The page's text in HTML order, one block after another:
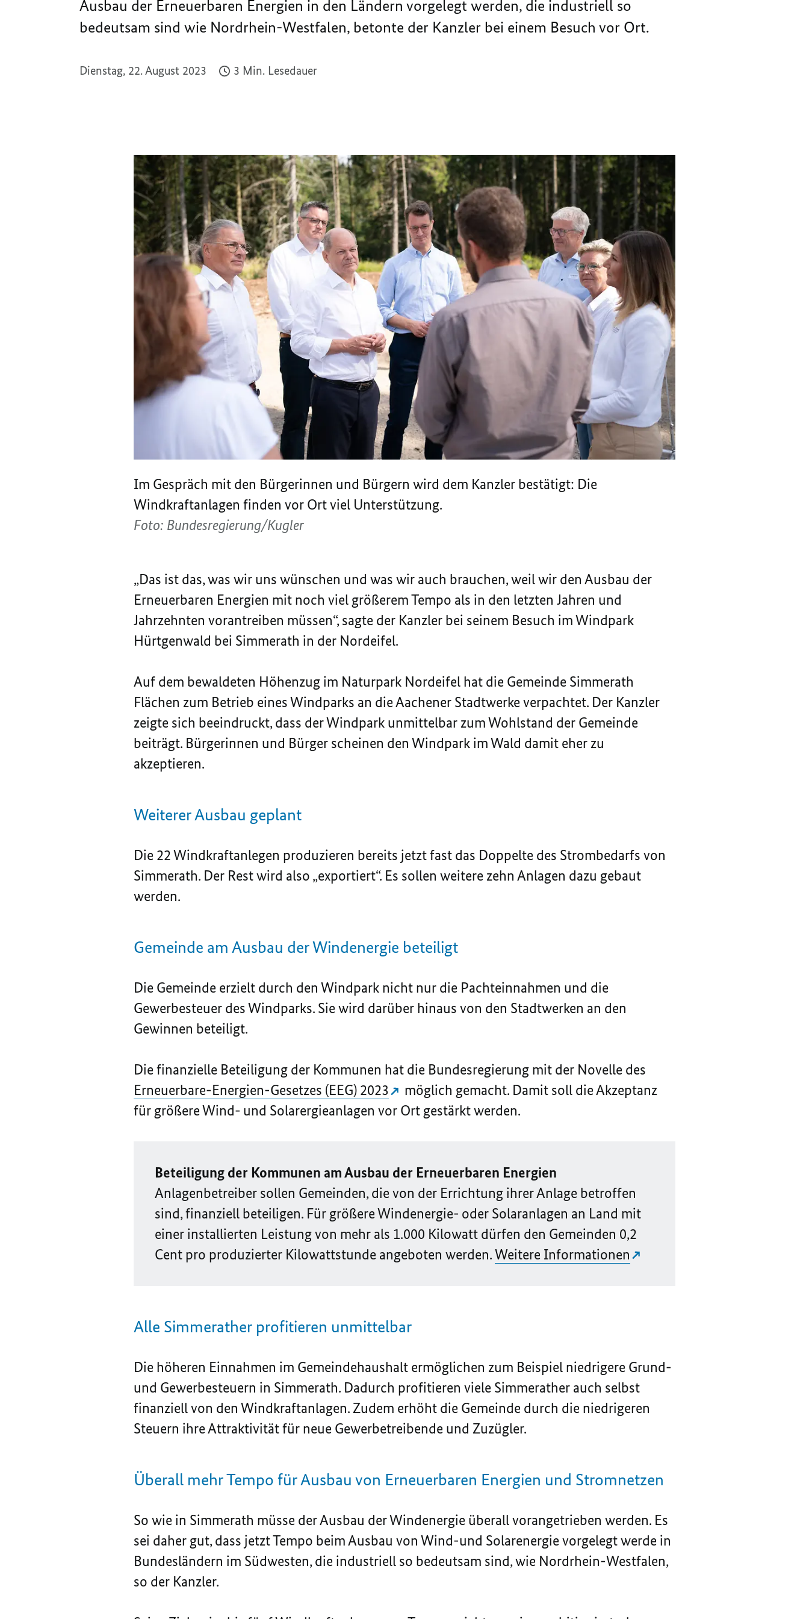
Ausbau der Erneuerbaren Energien in den Ländern vorgelegt werden, die industriell so
bedeutsam sind wie Nordrhein-Westfalen, betonte der Kanzler bei einem Besuch vor Ort.
Dienstag, 22. August 2023 3 Min. Lesedauer
Im Gespräch mit den Bürgerinnen und Bürgern wird dem Kanzler bestätigt: Die
Windkraftanlagen finden vor Ort viel Unterstützung.
Foto: Bundesregierung/Kugler
„Das ist das, was wir uns wünschen und was wir auch brauchen, weil wir den Ausbau der
Erneuerbaren Energien mit noch viel größerem Tempo als in den letzten Jahren und
Jahrzehnten vorantreiben müssen“, sagte der Kanzler bei seinem Besuch im Windpark
Hürtgenwald bei Simmerath in der Nordeifel.
Auf dem bewaldeten Höhenzug im Naturpark Nordeifel hat die Gemeinde Simmerath
Flächen zum Betrieb eines Windparks an die Aachener Stadtwerke verpachtet. Der Kanzler
zeigte sich beeindruckt, dass der Windpark unmittelbar zum Wohlstand der Gemeinde
beiträgt. Bürgerinnen und Bürger scheinen den Windpark im Wald damit eher zu
akzeptieren.
Weiterer Ausbau geplant
Die 22 Windkraftanlegen produzieren bereits jetzt fast das Doppelte des Strombedarfs von
Simmerath. Der Rest wird also „exportiert“. Es sollen weitere zehn Anlagen dazu gebaut
werden.
Gemeinde am Ausbau der Windenergie beteiligt
Die Gemeinde erzielt durch den Windpark nicht nur die Pachteinnahmen und die
Gewerbesteuer des Windparks. Sie wird darüber hinaus von den Stadtwerken an den
Gewinnen beteiligt.
Die finanzielle Beteiligung der Kommunen hat die Bundesregierung mit der Novelle des
Erneuerbare-Energien-Gesetzes (EEG) 2023
möglich gemacht. Damit soll die Akzeptanz
für größere Wind- und Solarergieanlagen vor Ort gestärkt werden.
Beteiligung der Kommunen am Ausbau der Erneuerbaren Energien
Anlagenbetreiber sollen Gemeinden, die von der Errichtung ihrer Anlage betroffen
sind, finanziell beteiligen. Für größere Windenergie- oder Solaranlagen an Land mit
einer installierten Leistung von mehr als 1.000 Kilowatt dürfen den Gemeinden 0,2
Cent pro produzierter Kilowattstunde angeboten werden.Weitere Informationen
Alle Simmerather profitieren unmittelbar
Die höheren Einnahmen im Gemeindehaushalt ermöglichen zum Beispiel niedrigere Grund-
und Gewerbesteuern in Simmerath. Dadurch profitieren viele Simmerather auch selbst
finanziell von den Windkraftanlagen. Zudem erhöht die Gemeinde durch die niedrigeren
Steuern ihre Attraktivität für neue Gewerbetreibende und Zuzügler.
Überall mehr Tempo für Ausbau von Erneuerbaren Energien und Stromnetzen
So wie in Simmerath müsse der Ausbau der Windenergie überall vorangetrieben werden. Es
sei daher gut, dass jetzt Tempo beim Ausbau von Wind-und Solarenergie vorgelegt werde in
Bundesländern im Südwesten, die industriell so bedeutsam sind, wie Nordrhein-Westfalen,
so der Kanzler.